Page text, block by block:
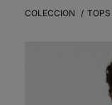
COLECCION TOPS